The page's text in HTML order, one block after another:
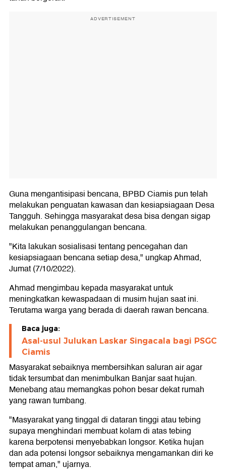
ADVERTISEMENT
Guna mengantisipasi bencana, BPBD Ciamis pun telah
melakukan penguatan kawasan dan kesiapsiagaan Desa
Tangguh. Sehingga masyarakat desa bisa dengan sigap
melakukan penanggulangan bencana.
"Kita lakukan sosialisasi tentang pencegahan dan
kesiapsiagaan bencana setiap desa," ungkap Ahmad,
Jumat (7/10/2022).
Ahmad mengimbau kepada masyarakat untuk
meningkatkan kewaspadaan di musim hujan saat ini.
Terutama warga yang berada di daerah rawan bencana.
Baca juga:
Asal-usul Julukan Laskar Singacala bagi PSGC
Ciamis
Masyarakat sebaiknya membersihkan saluran air agar
tidak tersumbat dan menimbulkan Banjar saat hujan.
Menebang atau memangkas pohon besar dekat rumah
yang rawan tumbang.
"Masyarakat yang tinggal di dataran tinggi atau tebing
supaya menghindari membuat kolam di atas tebing
karena berpotensi menyebabkan longsor. Ketika hujan
dan ada potensi longsor sebaiknya mengamankan diri ke
tempat aman," ujarnya.